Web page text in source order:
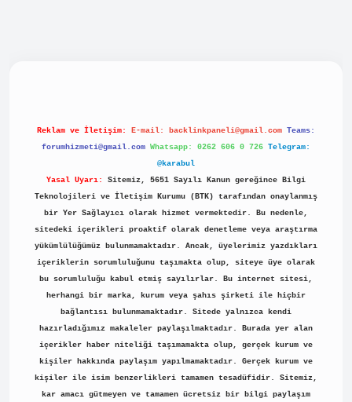
Reklam ve İletişim: E-mail: backlinkpaneli@gmail.com Teams:
forumhizmeti@gmail.com Whatsapp: 0262 606 0 726 Telegram:
@karabul
Yasal Uyarı:
Sitemiz, 5651 Sayılı Kanun gereğince Bilgi
Teknolojileri ve İletişim Kurumu (BTK) tarafından onaylanmış
bir Yer Sağlayıcı olarak hizmet vermektedir. Bu nedenle,
sitedeki içerikleri proaktif olarak denetleme veya araştırma
yükümlülüğümüz bulunmamaktadır. Ancak, üyelerimiz yazdıkları
içeriklerin sorumluluğunu taşımakta olup, siteye üye olarak
bu sorumluluğu kabul etmiş sayılırlar. Bu internet sitesi,
herhangi bir marka, kurum veya şahıs şirketi ile hiçbir
bağlantısı bulunmamaktadır. Sitede yalnızca kendi
hazırladığımız makaleler paylaşılmaktadır. Burada yer alan
içerikler haber niteliği taşımamakta olup, gerçek kurum ve
kişiler hakkında paylaşım yapılmamaktadır. Gerçek kurum ve
kişiler ile isim benzerlikleri tamamen tesadüfidir. Sitemiz,
kar amacı gütmeyen ve tamamen ücretsiz bir bilgi paylaşım